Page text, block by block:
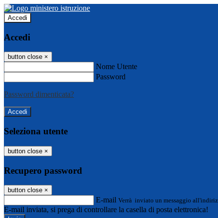
Accedi
Accedi
button close ×
Nome Utente
Password
Password dimenticata?
Seleziona utente
button close ×
Recupero password
button close ×
E-mail Verrà inviato un messaggio
E-mail inviata, si prega di controllare la casella di posta elettronica!